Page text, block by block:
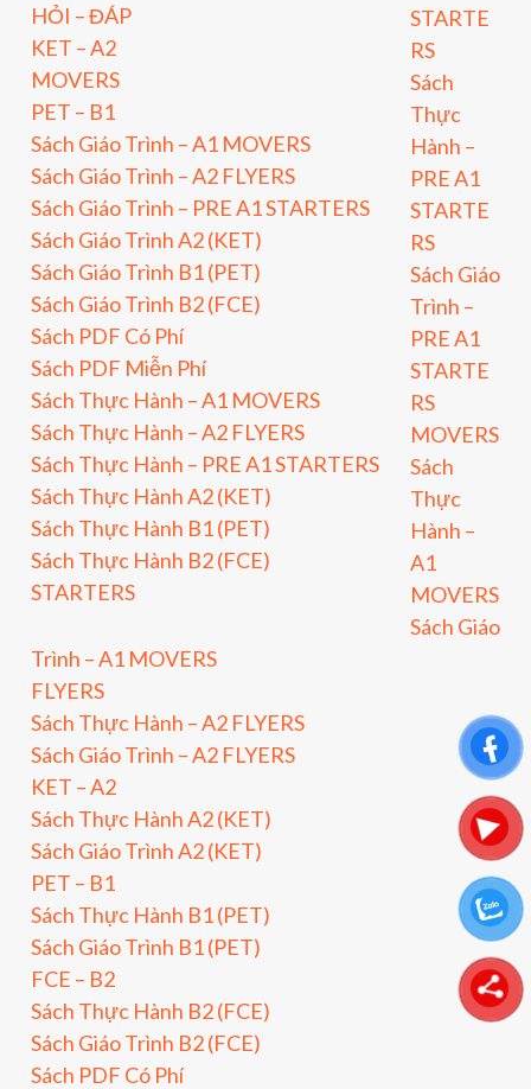
HỎI – ĐÁP
KET – A2
MOVERS
PET – B1
Sách Giáo Trình – A1 MOVERS
Sách Giáo Trình – A2 FLYERS
Sách Giáo Trình – PRE A1 STARTERS
Sách Giáo Trình A2 (KET)
Sách Giáo Trình B1 (PET)
Sách Giáo Trình B2 (FCE)
Sách PDF Có Phí
Sách PDF Miễn Phí
Sách Thực Hành – A1 MOVERS
Sách Thực Hành – A2 FLYERS
Sách Thực Hành – PRE A1 STARTERS
Sách Thực Hành A2 (KET)
Sách Thực Hành B1 (PET)
Sách Thực Hành B2 (FCE)
STARTERS
STARTE
RS
Sách
Thực
Hành –
PRE A1
STARTE
RS
Sách Giáo
Trình –
PRE A1
STARTE
RS
MOVERS
Sách
Thực
Hành –
A1
MOVERS
Sách Giáo
Trình – A1 MOVERS
FLYERS
Sách Thực Hành – A2 FLYERS
Sách Giáo Trình – A2 FLYERS
KET – A2
Sách Thực Hành A2 (KET)
Sách Giáo Trình A2 (KET)
PET – B1
Sách Thực Hành B1 (PET)
Sách Giáo Trình B1 (PET)
FCE – B2
Sách Thực Hành B2 (FCE)
Sách Giáo Trình B2 (FCE)
Sách PDF Có Phí